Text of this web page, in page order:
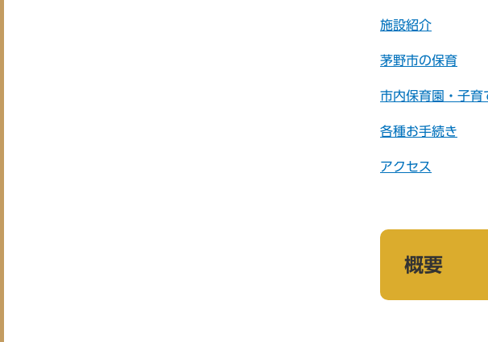
施設紹介
茅野市の保育
市内保育園・子育
各種お手続き
アクセス
概要